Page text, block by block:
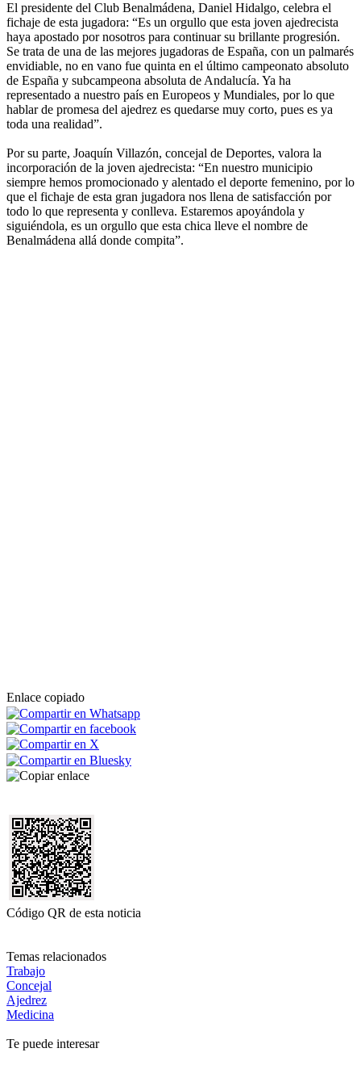
El presidente del Club Benalmádena, Daniel Hidalgo, celebra el
fichaje de esta jugadora: “Es un orgullo que esta joven ajedrecista
haya apostado por nosotros para continuar su brillante progresión.
Se trata de una de las mejores jugadoras de España, con un palmarés
envidiable, no en vano fue quinta en el último campeonato absoluto
de España y subcampeona absoluta de Andalucía. Ya ha
representado a nuestro país en Europeos y Mundiales, por lo que
hablar de promesa del ajedrez es quedarse muy corto, pues es ya
toda una realidad”.
Por su parte, Joaquín Villazón, concejal de Deportes, valora la
incorporación de la joven ajedrecista: “En nuestro municipio
siempre hemos promocionado y alentado el deporte femenino, por lo
que el fichaje de esta gran jugadora nos llena de satisfacción por
todo lo que representa y conlleva. Estaremos apoyándola y
siguiéndola, es un orgullo que esta chica lleve el nombre de
Benalmádena allá donde compita”.
Enlace copiado
Código QR de esta noticia
Temas relacionados
Trabajo
Concejal
Ajedrez
Medicina
Te puede interesar